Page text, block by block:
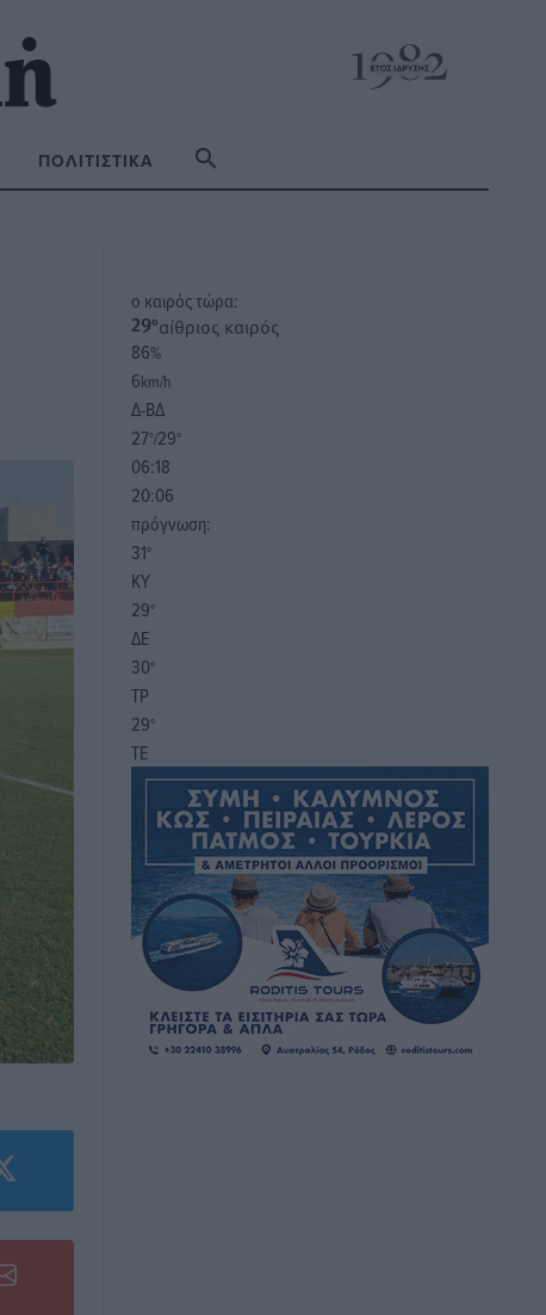
ΠΟΛΙΤΙΣΤΙΚΆ
o καιρός τώρα:
29°αίθριος καιρός
86%
6km/h
Δ-ΒΔ
27°/29°
06:18
20:06
πρόγνωση:
31°
ΚΥ
29°
ΔΕ
30°
ΤΡ
29°
ΤΕ